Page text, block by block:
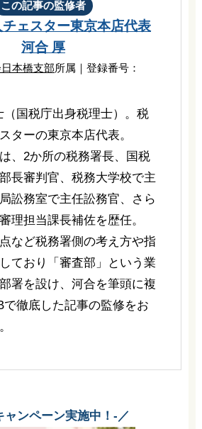
この記事の監修者
ェスター東京本店代表
河合 厚
本橋支部所属｜登録番号：
（国税庁出身税理士）。税
ターの東京本店代表。
、2か所の税務署長、国税
長審判官、税務大学校で主
訟務室で主任訟務官、さら
理担当課長補佐を歴任。
など税務署側の考え方や指
ており「審査部」という業
署を設け、河合を筆頭に複
で徹底した記事の監修をお
ャンペーン実施中！-／